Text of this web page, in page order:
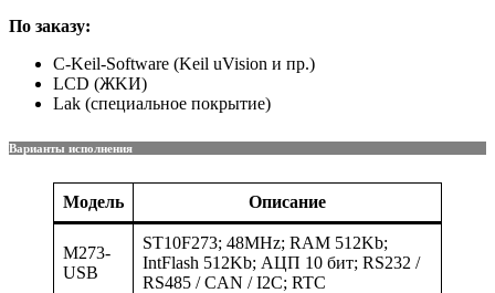
По заказу:
C-Keil-Software (Keil uVision и пр.)
LCD (ЖKИ)
Lak (специальное покрытие)
Варианты исполнения
Модель Описание
M273-
USB
ST10F273; 48MHz; RAM 512Kb;
IntFlash 512Kb; АЦП 10 бит; RS232 /
RS485 / CAN / I2C; RTC